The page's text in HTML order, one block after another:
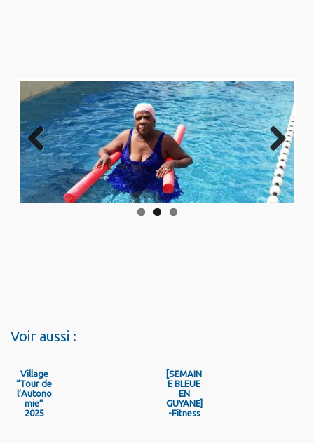
Previo
us
Next
Voir aussi :
Village
“Tour de
l’Autono
mie”
2025
[SEMAIN
E BLEUE
EN
GUYANE]
-Fitness
en